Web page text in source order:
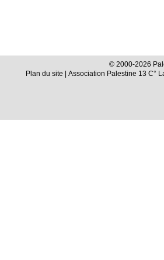
© 2000-2026
Plan du site | Association Palestine 13 C°